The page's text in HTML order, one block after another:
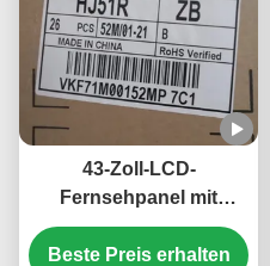
43-Zoll-LCD-
Fernsehpanel mit
3840*2160 Pixeln und
IPS-Technologie für
Beste Preis erhalten